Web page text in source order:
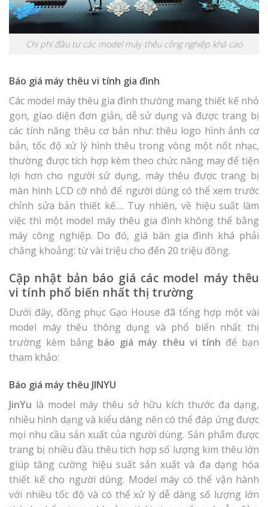
Chi phí đầu tư các model máy thêu công nghiệp khá cao
Báo giá máy thêu vi tính gia đình
Các model máy thêu gia đình thường mang thiết kế nhỏ
gọn, giao diện đơn giản, dễ sử dụng và được trang bị
các tính năng thêu cơ bản như: thêu logo hình ảnh cơ
bản, tốc độ xử lý hình thêu trong vòng một nốt nhạc,
thường được tích hợp kèm theo chức năng may để tiện
lợi hơn cho người sử dụng, máy thêu được trang bị
màn hình LCD cỡ nhỏ để người dùng có thể xem trước
chỉnh sửa bản thiết kế…. Tuy nhiên, về hiệu suất làm
việc thì một model máy thêu gia đình không thể bằng
máy công nghiệp. Do đó, giá bán gia đình khá phải
chăng khoảng: từ vài triệu cho đến 20 triệu đồng.
Cập nhật bản báo giá các model máy thêu
vi tính phổ biến nhất thị trường
Dưới đây, đồng phục Gạo House đã tổng hợp một vài
model máy thêu thông dụng và phổ biến nhất thị
trường kèm bảng báo giá máy thêu vi tính để bạn
tham khảo:
Báo giá máy thêu JINYU
JinYu là model máy thêu sở hữu kích thước đa dạng,
nhiều hình dạng và kiểu dáng nên có thể đáp ứng được
mọi nhu cầu sản xuất của người dùng. Sản phẩm được
trang bị nhiều đầu thêu tích hợp số lượng kim thêu lớn
giúp tăng cường hiệu suất sản xuất và đa dạng hóa
thiết kế cho người dùng. Model máy có thể vận hành
với nhiều tốc độ và có thể xử lý dễ dàng số lượng lớn